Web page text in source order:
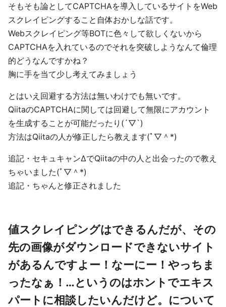
そもそも論としてCAPTCHAを導入しているサイトをWeb
スクレイピングすること自体おかしな話です。
Webスクレイピング等BOTに色々して欲しくないから
CAPTCHAを入れているのでそれを突破しようなんて倫理
的どうなんですかね？
胸に手を当て少し考えてみましょう
とはいえ回避する方法は無いわけでも無いです。
QiitaのCAPTCHAに関しては回避して無限にアカウント
を生成することが可能だったり(´▽`)
方法はQiitaの人が修正したら教えます(ﾟ▽＾*)
追記・セキュキャンΔでQiitaの中の人と出会ったので教え
ちゃいました(ﾟ▽＾*)
追記・ちゃんと修正されました
値スクレイピングはできるんだが、その
先の画像がダウンロードできないサイト
があるんですよー！なーにー！やっちま
ったなぁ！…というのはホントでエキス
パートに相談したいんだけど。について